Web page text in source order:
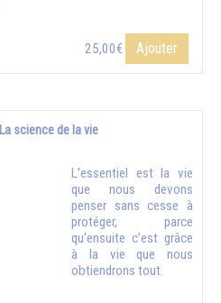
25,00€ Ajouter
La science de la vie
L'essentiel est la vie
que nous devons
penser sans cesse à
protéger, parce
qu'ensuite c'est grâce
à la vie que nous
obtiendrons tout.